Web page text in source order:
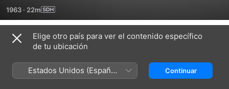
1963 · 22m
Temporada 1
Elige otro país para ver el contenido específico
de tu ubicación
Estados Unidos (Español
México)
Continuar